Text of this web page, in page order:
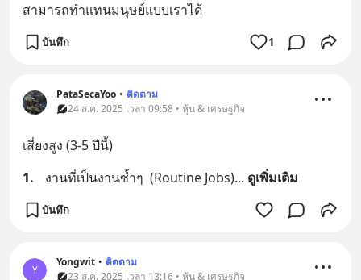
สามารถทำแทนมนุษย์แบบเราได้
บันทึก 1
PataSecaYoo • ติดตาม
24 ส.ค. 2025 เวลา 09:58 • หุ้น & เศรษฐกิจ
เสี่ยงสูง (3-5 ปีนี้)
1.
​งานที่เป็นงานซ้ำๆ  (Routine Jobs)... ดูเพิ่มเติม
บันทึก
Y
Yongwit • ติดตาม
23 ส.ค. 2025 เวลา 13:16 • หุ้น & เศรษฐกิจ